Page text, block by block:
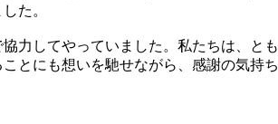
た。
力してやっていました。私たちは、とも
とにも想いを馳せながら、感謝の気持ち